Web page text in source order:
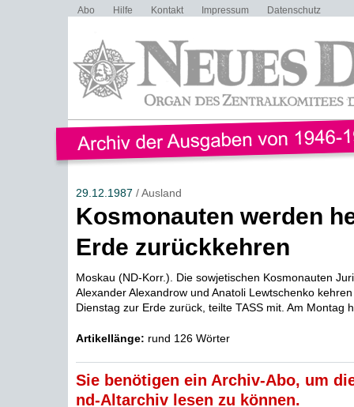
Abo Hilfe Kontakt Impressum Datenschutz
29.12.1987 / Ausland
Kosmonauten werden
Erde zurückkehren
Moskau (ND-Korr.). Die sowjetischen Kosmonauten
Alexander Alexandrow und Anatoli Lewtschenko
Dienstag zur Erde zurück, teilte TASS mit. Am Montag
Artikellänge: rund 126 Wörter
Sie benötigen ein Archiv-Abo, um
nd-Altarchiv lesen zu können.